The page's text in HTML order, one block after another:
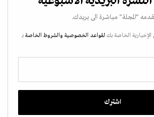
"المجلة" مباشرة الى بريدك.
الخاصة بك لقواعد الخصوصية والشروط الخاصة بـ